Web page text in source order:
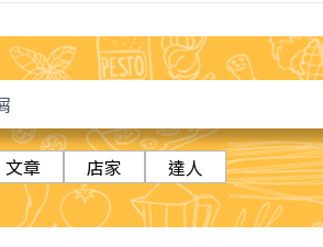
文章 店家 達人